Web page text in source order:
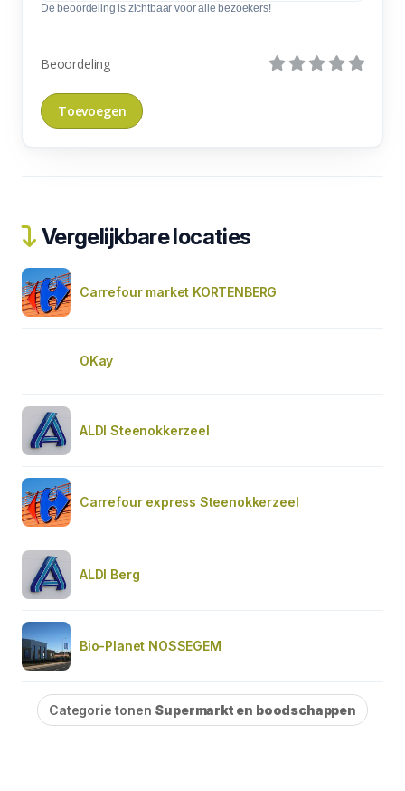
De beoordeling is zichtbaar voor alle bezoekers!
Beoordeling
Vergelijkbare locaties
Carrefour market KORTENBERG
OKay
ALDI Steenokkerzeel
Carrefour express Steenokkerzeel
ALDI Berg
Bio-Planet NOSSEGEM
Categorie tonen Supermarkt en boodschappen